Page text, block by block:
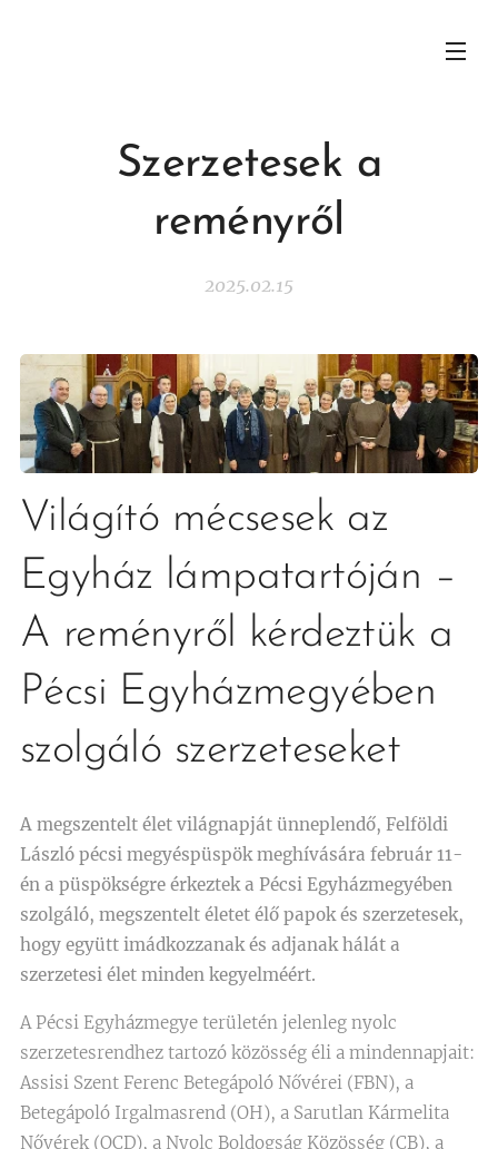
Szerzetesek a
reményről
2025.02.15
Világító mécsesek az
Egyház lámpatartóján –
A reményről kérdeztük a
Pécsi Egyházmegyében
szolgáló szerzeteseket
A megszentelt élet világnapját ünneplendő, Felföldi
László pécsi megyéspüspök meghívására február 11-
én a püspökségre érkeztek a Pécsi Egyházmegyében
szolgáló, megszentelt életet élő papok és szerzetesek,
hogy együtt imádkozzanak és adjanak hálát a
szerzetesi élet minden kegyelméért.
A Pécsi Egyházmegye területén jelenleg nyolc
szerzetesrendhez tartozó közösség éli a mindennapjait:
Assisi Szent Ferenc Betegápoló Nővérei (FBN), a
Betegápoló Irgalmasrend (OH), a Sarutlan Kármelita
Nővérek (OCD), a Nyolc Boldogság Közösség (CB), a